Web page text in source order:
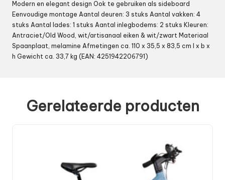
Modern en elegant design Ook te gebruiken als sideboard
Eenvoudige montage Aantal deuren: 3 stuks Aantal vakken: 4
stuks Aantal lades: 1 stuks Aantal inlegbodems: 2 stuks Kleuren:
Antraciet/Old Wood, wit/artisanaal eiken & wit/zwart Materiaal
Spaanplaat, melamine Afmetingen ca. 110 x 35,5 x 83,5 cm l x b x
h Gewicht ca. 33,7 kg (EAN: 4251942206791)
Gerelateerde producten